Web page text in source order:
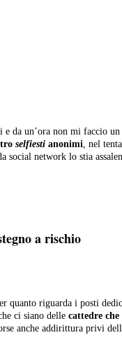
e da un’ora non mi faccio
selfiesti anonimi, nel
social network lo stia
a rischio
quanto riguarda i posti
ci siano delle cattedre
anche addirittura privi